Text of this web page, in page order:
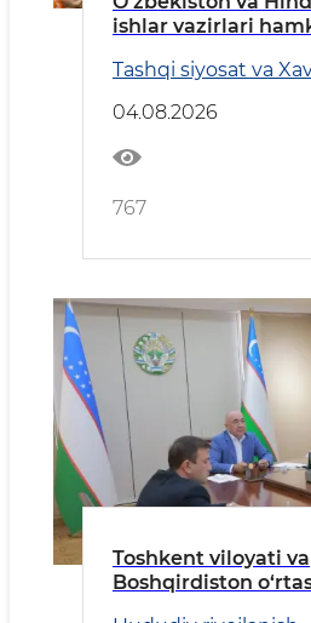
ishlar vazirlari
muhokama qildi
Tashqi siyosat va
04.08.2026
767
Toshkent viloyati va
Boshqirdiston